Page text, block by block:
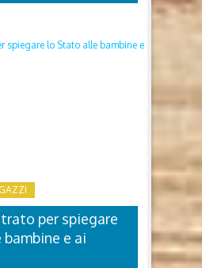
scrittrice di libri e di
per spiegare
e ai